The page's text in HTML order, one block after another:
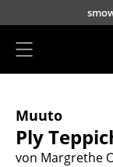
Direkt zum
Sitzmöbel
Muuto
Ply
von Margrethe